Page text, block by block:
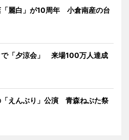
「麗白」が10周年 小倉南産の台
で「夕涼会」 来場100万人達成
「えんぶり」公演 青森ねぶた祭